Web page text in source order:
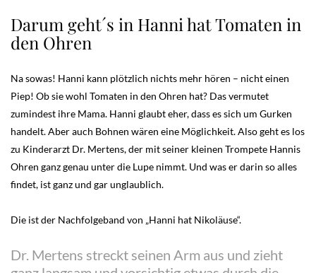
Darum geht´s in Hanni hat Tomaten in
den Ohren
Na sowas! Hanni kann plötzlich nichts mehr hören – nicht einen
Piep! Ob sie wohl Tomaten in den Ohren hat? Das vermutet
zumindest ihre Mama. Hanni glaubt eher, dass es sich um Gurken
handelt. Aber auch Bohnen wären eine Möglichkeit. Also geht es los
zu Kinderarzt Dr. Mertens, der mit seiner kleinen Trompete Hannis
Ohren ganz genau unter die Lupe nimmt. Und was er darin so alles
findet, ist ganz und gar unglaublich.
Die ist der Nachfolgeband von „Hanni hat Nikoläuse“.
Dr. Mertens streckt seinen Arm aus und zieht